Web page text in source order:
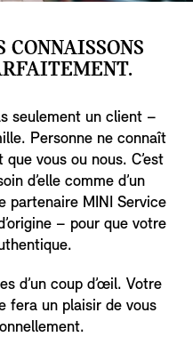
CONNAISSONS
seulement un client –
Personne ne connaît
vous ou nous. C’est
d’elle comme d’un
partenaire MINI Service
– pour que votre
d’un coup d’œil. Votre
fera un plaisir de vous